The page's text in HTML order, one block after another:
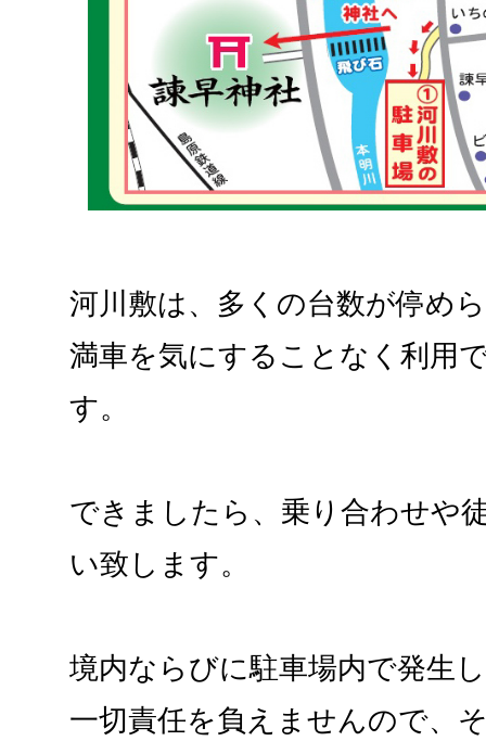
河川敷は、多くの台数が停め
満車を気にすることなく利用
す。
できましたら、乗り合わせや
い致します。
境内ならびに駐車場内で発生
一切責任を負えませんので、